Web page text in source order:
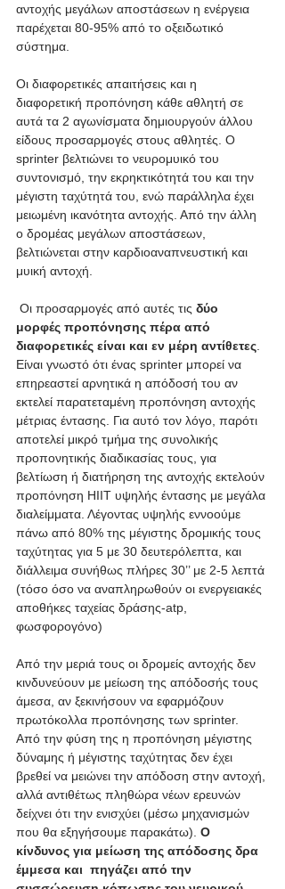
αντοχής μεγάλων αποστάσεων η ενέργεια
παρέχεται 80-95% από το οξειδωτικό
σύστημα.
Οι διαφορετικές απαιτήσεις και η
διαφορετική προπόνηση κάθε αθλητή σε
αυτά τα 2 αγωνίσματα δημιουργούν άλλου
είδους προσαρμογές στους αθλητές. Ο
sprinter βελτιώνει το νευρομυικό του
συντονισμό, την εκρηκτικότητά του και την
μέγιστη ταχύτητά του, ενώ παράλληλα έχει
μειωμένη ικανότητα αντοχής. Από την άλλη
ο δρομέας μεγάλων αποστάσεων,
βελτιώνεται στην καρδιοαναπνευστική και
μυική αντοχή.
Οι προσαρμογές από αυτές τις δύο
μορφές προπόνησης πέρα από
διαφορετικές είναι και εν μέρη αντίθετες
Είναι γνωστό ότι ένας sprinter μπορεί να
επηρεαστεί αρνητικά η απόδοσή του αν
εκτελεί παρατεταμένη προπόνηση αντοχής
μέτριας έντασης. Για αυτό τον λόγο, παρότι
αποτελεί μικρό τμήμα της συνολικής
προπονητικής διαδικασίας τους, για
βελτίωση ή διατήρηση της αντοχής εκτελούν
προπόνηση HIIT υψηλής έντασης με μεγάλα
διαλείμματα. Λέγοντας υψηλής εννοούμε
πάνω από 80% της μέγιστης δρομικής τους
ταχύτητας για 5 με 30 δευτερόλεπτα, και
διάλλειμα συνήθως πλήρες 30’’ με 2-5 λεπτά
(τόσο όσο να αναπληρωθούν οι ενεργειακές
αποθήκες ταχείας δράσης-atp,
φωσφορογόνο)
Από την μεριά τους οι δρομείς αντοχής δεν
κινδυνεύουν με μείωση της απόδοσής τους
άμεσα, αν ξεκινήσουν να εφαρμόζουν
πρωτόκολλα προπόνησης των sprinter.
Από την φύση της η προπόνηση μέγιστης
δύναμης ή μέγιστης ταχύτητας δεν έχει
βρεθεί να μειώνει την απόδοση στην αντοχή,
αλλά αντιθέτως πληθώρα νέων ερευνών
δείχνει ότι την ενισχύει (μέσω μηχανισμών
που θα εξηγήσουμε παρακάτω). Ο
κίνδυνος για μείωση της απόδοσης δρα
έμμεσα και  πηγάζει από την